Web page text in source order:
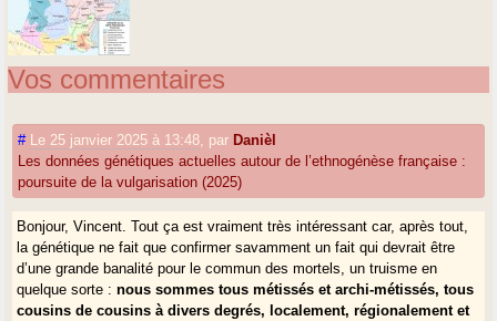
Vos commentaires
# Le 25 janvier 2025 à 13:48 par Danièl
Les données génétiques actuelles autour de l’ethnogénèse française :
poursuite de la vulgarisation (2025)
Bonjour, Vincent. Tout ça est vraiment très intéressant car, après tout,
la génétique ne fait que confirmer savamment un fait qui devrait être
d’une grande banalité pour le commun des mortels, un truisme en
quelque sorte :nous sommes tous métissés et archi-métissés, tous
cousins de cousins à divers degrés, localement, régionalement et